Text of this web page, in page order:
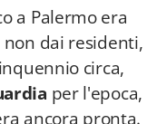
a Palermo era
dai residenti,
circa,
per l'epoca,
ancora pronta.